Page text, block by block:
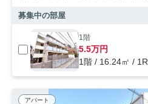
募集中の部屋
1階
5.5万円
1階 / 16.24㎡ / 1R
アパート